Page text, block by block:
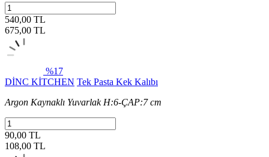
540,00 TL
675,00 TL
%17
DİNC KİTCHEN Tek Pasta Kek Kalıbı
Argon Kaynaklı Yuvarlak H:6-ÇAP:7 cm
90,00 TL
108,00 TL